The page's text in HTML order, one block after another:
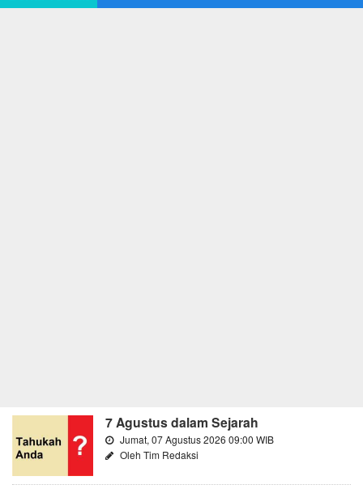
7 Agustus dalam Sejarah
Jumat, 07 Agustus 2026 09:00 WIB
Oleh Tim Redaksi